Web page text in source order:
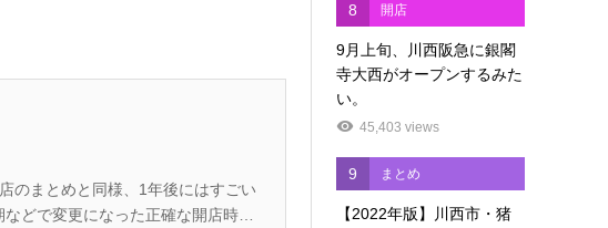
8 開店
9月上旬、川西阪急に銀閣
寺大西がオープンするみた
い。
45,403 views
9 まとめ
【2022年版】川西市・猪